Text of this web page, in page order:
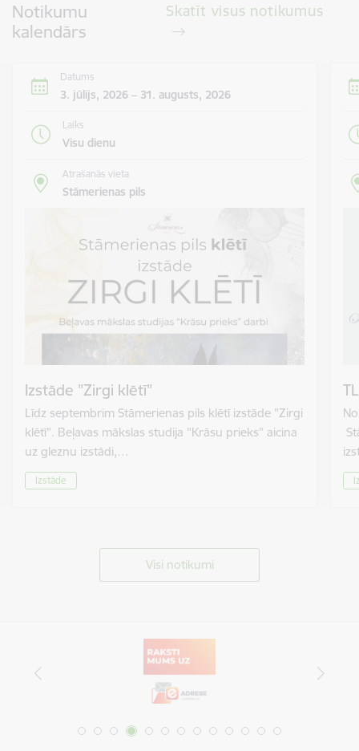
Notikumu
kalendārs
Skatīt visus notikumus
Datums
3. jūlijs, 2026 – 31. augusts, 2026
Laiks
Visu dienu
Atrašanās vieta
Stāmerienas pils
Izstāde "Zirgi klētī"
Līdz septembrim Stāmerienas pils klētī izstāde "Zirgi
klētī". Beļavas mākslas studija "Krāsu prieks" aicina
uz gleznu izstādi,…
Izstāde
Visi notikumi